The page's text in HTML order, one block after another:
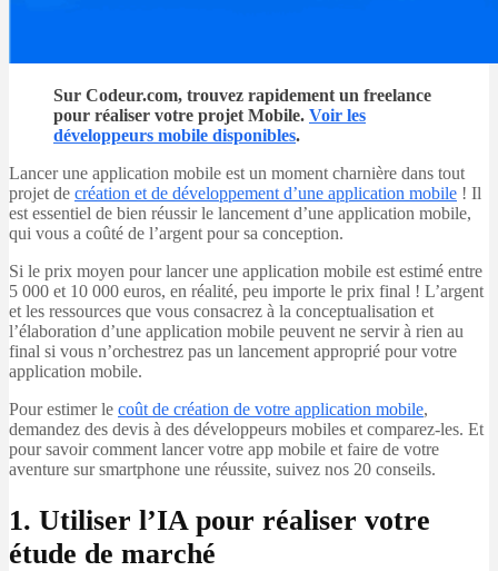
Sur Codeur.com, trouvez rapidement un freelance
pour réaliser votre projet Mobile. Voir les
développeurs mobile disponibles.
Lancer une application mobile est un moment charnière dans tout
projet de création et de développement d’une application mobile ! Il
est essentiel de bien réussir le lancement d’une application mobile,
qui vous a coûté de l’argent pour sa conception.
Si le prix moyen pour lancer une application mobile est estimé entre
5 000 et 10 000 euros, en réalité, peu importe le prix final ! L’argent
et les ressources que vous consacrez à la conceptualisation et
l’élaboration d’une application mobile peuvent ne servir à rien au
final si vous n’orchestrez pas un lancement approprié pour votre
application mobile.
Pour estimer le coût de création de votre application mobile,
demandez des devis à des développeurs mobiles et comparez-les. Et
pour savoir comment lancer votre app mobile et faire de votre
aventure sur smartphone une réussite, suivez nos 20 conseils.
1. Utiliser l’IA pour réaliser votre
étude de marché